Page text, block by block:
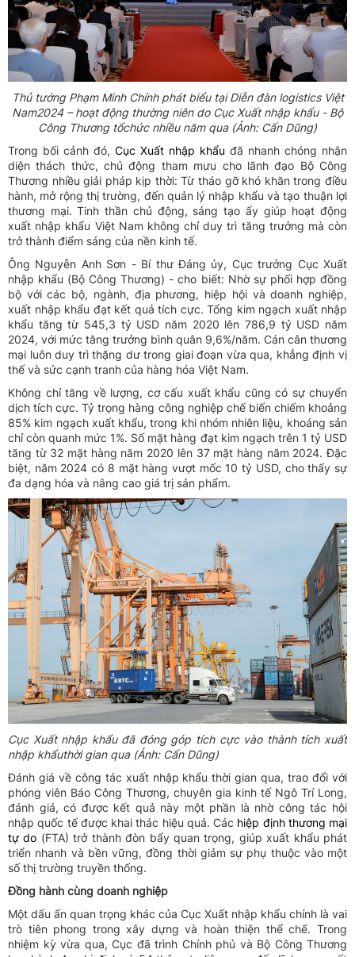
Thủ tướng Phạm Minh Chính phát biểu tại Diễn đàn logistics Việt
Nam2024 – hoạt động thường niên do Cục Xuất nhập khẩu - Bộ
Công Thương tổchức nhiều năm qua (Ảnh: Cấn Dũng)
Trong bối cảnh đó, Cục Xuất nhập khẩu đã nhanh chóng nhận
diện thách thức, chủ động tham mưu cho lãnh đạo Bộ Công
Thương nhiều giải pháp kịp thời: Từ tháo gỡ khó khăn trong điều
hành, mở rộng thị trường, đến quản lý nhập khẩu và tạo thuận lợi
thương mại. Tinh thần chủ động, sáng tạo ấy giúp hoạt động
xuất nhập khẩu Việt Nam không chỉ duy trì tăng trưởng mà còn
trở thành điểm sáng của nền kinh tế.
Ông Nguyễn Anh Sơn - Bí thư Đảng ủy, Cục trưởng Cục Xuất
nhập khẩu (Bộ Công Thương) - cho biết: Nhờ sự phối hợp đồng
bộ với các bộ, ngành, địa phương, hiệp hội và doanh nghiệp,
xuất nhập khẩu đạt kết quả tích cực. Tổng kim ngạch xuất nhập
khẩu tăng từ 545,3 tỷ USD năm 2020 lên 786,9 tỷ USD năm
2024, với mức tăng trưởng bình quân 9,6%/năm. Cán cân thương
mại luôn duy trì thặng dư trong giai đoạn vừa qua, khẳng định vị
thế và sức cạnh tranh của hàng hóa Việt Nam.
Không chỉ tăng về lượng, cơ cấu xuất khẩu cũng có sự chuyển
dịch tích cực. Tỷ trọng hàng công nghiệp chế biến chiếm khoảng
85% kim ngạch xuất khẩu, trong khi nhóm nhiên liệu, khoáng sản
chỉ còn quanh mức 1%. Số mặt hàng đạt kim ngạch trên 1 tỷ USD
tăng từ 32 mặt hàng năm 2020 lên 37 mặt hàng năm 2024. Đặc
biệt, năm 2024 có 8 mặt hàng vượt mốc 10 tỷ USD, cho thấy sự
đa dạng hóa và nâng cao giá trị sản phẩm.
Cục Xuất nhập khẩu đã đóng góp tích cực vào thành tích xuất
nhập khẩuthời gian qua (Ảnh: Cấn Dũng)
Đánh giá về công tác xuất nhập khẩu thời gian qua, trao đổi với
phóng viên Báo Công Thương, chuyên gia kinh tế Ngô Trí Long,
đánh giá, có được kết quả này một phần là nhờ công tác hội
nhập quốc tế được khai thác hiệu quả. Các hiệp định thương mại
tự do (FTA) trở thành đòn bẩy quan trọng, giúp xuất khẩu phát
triển nhanh và bền vững, đồng thời giảm sự phụ thuộc vào một
số thị trường truyền thống.
Đồng hành cùng doanh nghiệp
Một dấu ấn quan trọng khác của Cục Xuất nhập khẩu chính là vai
trò tiên phong trong xây dựng và hoàn thiện thể chế. Trong
nhiệm kỳ vừa qua, Cục đã trình Chính phủ và Bộ Công Thương